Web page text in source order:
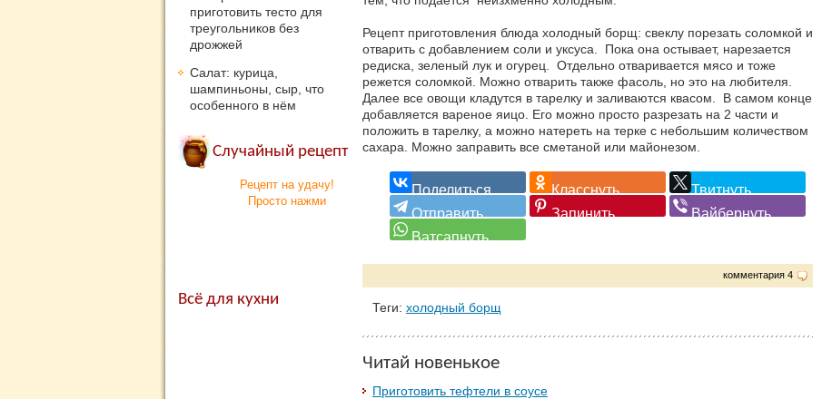
Рецепт приготовления блюда холодный борщ: свеклу порезать соломкой и
отварить с добавлением соли и уксуса. Пока она остывает, нарезается
редиска, зеленый лук и огурец. Отдельно отваривается мясо и тоже
режется соломкой. Можно отварить также фасоль, но это на любителя.
Далее все овощи кладутся в тарелку и заливаются квасом. В самом конце
добавляется вареное яицо. Его можно просто разрезать на 2 части и
положить в тарелку, а можно натереть на терке с небольшим количеством
сахара. Можно заправить все сметаной или майонезом.
комментария 4
Теги: холодный борщ
Читай новенькое
Приготовить тефтели в соусе
приготовить тесто для
треугольников без
дрожжей
Салат: курица,
шампиньоны, сыр, что
особенного в нём
Случайный рецепт
Рецепт на удачу!
Просто нажми
Всё для кухни